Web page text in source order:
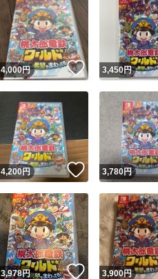
4,000円 いいね！
3,450円
4,200円 いいね！
3,780円
3,978円 いいね！
3,900円